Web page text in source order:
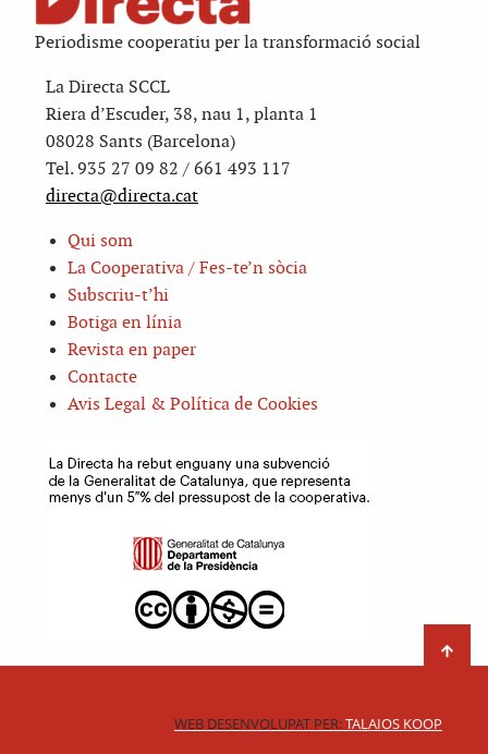
Periodisme cooperatiu per la transformació social
La Directa SCCL
Riera d’Escuder, 38, nau 1, planta 1
08028 Sants (Barcelona)
Tel. 935 27 09 82 / 661 493 117
directa@directa.cat
Qui som
La Cooperativa / Fes-te’n sòcia
Subscriu-t’hi
Botiga en línia
Revista en paper
Contacte
Avis Legal & Política de Cookies
WEB DESENVOLUPAT PER:TALAIOS KOOP